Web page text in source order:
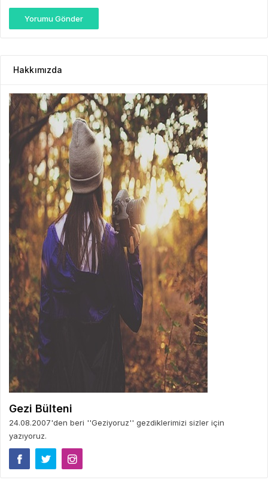
Yorumu Gönder
Hakkımızda
Gezi Bülteni
24.08.2007'den beri ''Geziyoruz'' gezdiklerimizi sizler için
yazıyoruz.